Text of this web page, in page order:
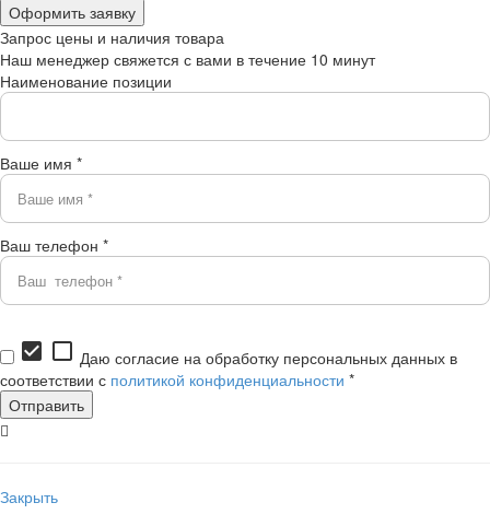
Запрос цены и наличия товара
Наш менеджер свяжется с вами в течение 10 минут
Наименование позиции
Ваше имя *
Ваш телефон *
check_box check_box_outline_blank Даю согласие на обработку персональных данных в
соответствии с политикой конфиденциальности *
Закрыть